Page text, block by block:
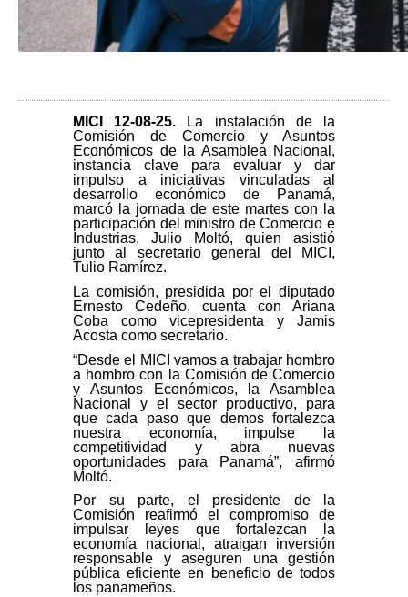
MICI 12-08-25.
La instalación de la
Comisión de Comercio y Asuntos
Económicos de la Asamblea Nacional,
instancia clave para evaluar y dar
impulso a iniciativas vinculadas al
desarrollo económico de Panamá,
marcó la jornada de este martes con la
participación del ministro de Comercio e
Industrias, Julio Moltó, quien asistió
junto al secretario general del MICI,
Tulio Ramírez.
La comisión, presidida por el diputado
Ernesto Cedeño, cuenta con Ariana
Coba como vicepresidenta y Jamis
Acosta como secretario.
“Desde el MICI vamos a trabajar hombro
a hombro con la Comisión de Comercio
y Asuntos Económicos, la Asamblea
Nacional y el sector productivo, para
que cada paso que demos fortalezca
nuestra economía, impulse la
competitividad y abra nuevas
oportunidades para Panamá”, afirmó
Moltó.
Por su parte, el presidente de la
Comisión reafirmó el compromiso de
impulsar leyes que fortalezcan la
economía nacional, atraigan inversión
responsable y aseguren una gestión
pública eficiente en beneficio de todos
los panameños.